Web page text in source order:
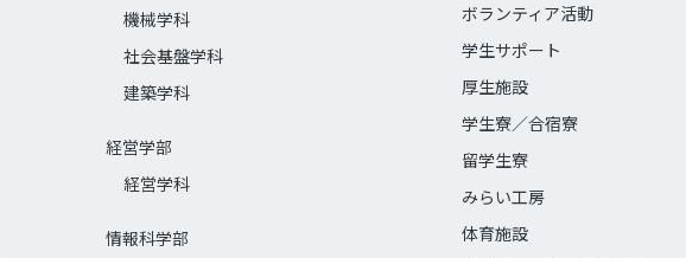
機械学科
社会基盤学科
建築学科
経営学部
経営学科
情報科学部
ボランティア活動
学生サポート
厚生施設
学生寮／合宿寮
留学生寮
みらい工房
体育施設